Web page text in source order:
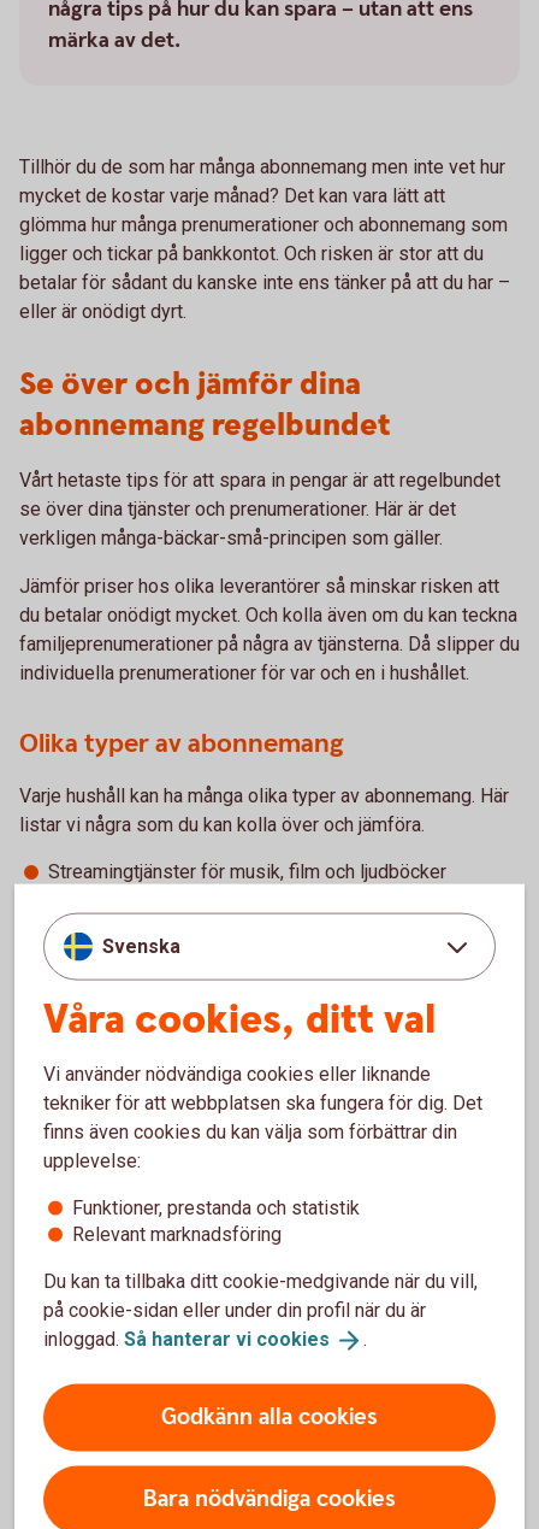
några tips på hur du kan spara – utan att ens
märka av det.
Tillhör du de som har många abonnemang men inte vet hur
mycket de kostar varje månad? Det kan vara lätt att
glömma hur många prenumerationer och abonnemang som
ligger och tickar på bankkontot. Och risken är stor att du
betalar för sådant du kanske inte ens tänker på att du har –
eller är onödigt dyrt.
Se över och jämför dina
abonnemang regelbundet
Vårt hetaste tips för att spara in pengar är att regelbundet
se över dina tjänster och prenumerationer. Här är det
verkligen många-bäckar-små-principen som gäller.
Jämför priser hos olika leverantörer så minskar risken att
du betalar onödigt mycket. Och kolla även om du kan teckna
familjeprenumerationer på några av tjänsterna. Då slipper du
individuella prenumerationer för var och en i hushållet.
Olika typer av abonnemang
Varje hushåll kan ha många olika typer av abonnemang. Här
listar vi några som du kan kolla över och jämföra.
Streamingtjänster för musik, film och ljudböcker
Bredband/ telefoni/ tv
Försäkringar
Larm
Matleveranser
Träning
Tidningar
Abonnemangs­hjälpen
abonnemang, prenumerationer och medlemskap. Du
kan även avsluta dina abonnemang och
prenumerationer. Och det bästa är att du kan sätta
pengarna i ett sparande i stället, om du vill.
Tjänsten finns i vår app och den är helt kostnadsfri.
Abonnemangshjälpen
Svenska
Våra cookies, ditt val
Vi använder nödvändiga cookies eller liknande
tekniker för att webbplatsen ska fungera för dig. Det
finns även cookies du kan välja som förbättrar din
upplevelse:
Funktioner, prestanda och statistik
Relevant marknadsföring
Du kan ta tillbaka ditt cookie-medgivande när du vill,
på cookie-sidan eller under din profil när du är
inloggad. Så hanterar vi cookies .
Godkänn alla cookies
Bara nödvändiga cookies